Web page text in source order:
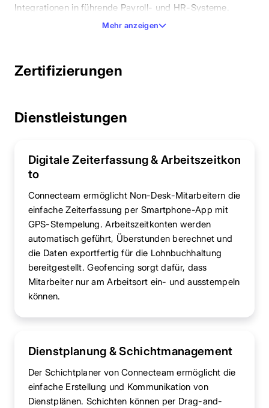
Integrationen in führende Payroll- und HR-Systeme.
Mehr anzeigen
Zertifizierungen
Dienstleistungen
Digitale Zeiterfassung & Arbeitszeitkon
to
Connecteam ermöglicht Non-Desk-Mitarbeitern die
einfache Zeiterfassung per Smartphone-App mit
GPS-Stempelung. Arbeitszeitkonten werden
automatisch geführt, Überstunden berechnet und
die Daten exportfertig für die Lohnbuchhaltung
bereitgestellt. Geofencing sorgt dafür, dass
Mitarbeiter nur am Arbeitsort ein- und ausstempeln
können.
Dienstplanung & Schichtmanagement
Der Schichtplaner von Connecteam ermöglicht die
einfache Erstellung und Kommunikation von
Dienstplänen. Schichten können per Drag-and-